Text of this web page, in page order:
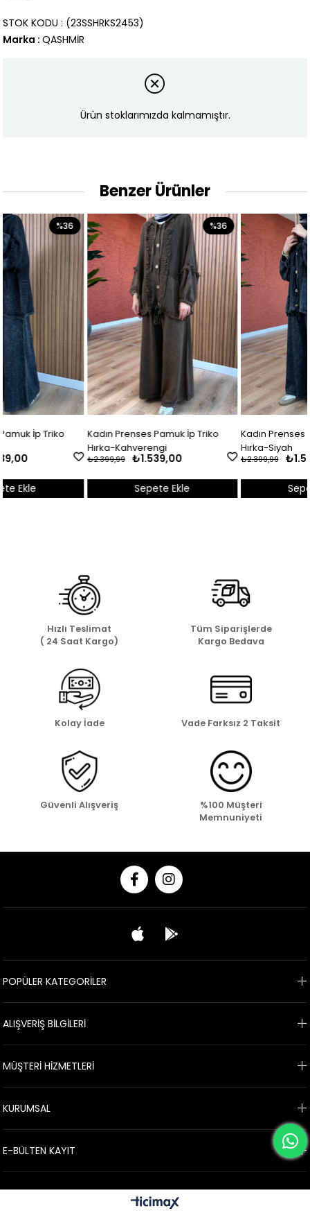
(23SSHRKS2453)
STOK KODU
Marka : QASHMİR
Ürün stoklarımızda kalmamıştır.
Benzer Ürünler
Kadın Prenses Pamuk İp Triko
Hırka-Kahverengi
₺1.539,00
₺2.399,99
%36
Kadın Prenses Pamuk İp Triko
Hırka-Siyah
₺1.539,00
₺2.399,99
%36
Hızlı Teslimat
( 24 Saat Kargo)
Tüm Siparişlerde
Kargo Bedava
Kolay İade Vade Farksız 2 Taksit
Güvenli Alışveriş
%100 Müşteri
Memnuniyeti
POPÜLER KATEGORİLER
ALIŞVERİŞ BİLGİLERİ
MÜŞTERİ HİZMETLERİ
KURUMSAL
E-BÜLTEN KAYIT